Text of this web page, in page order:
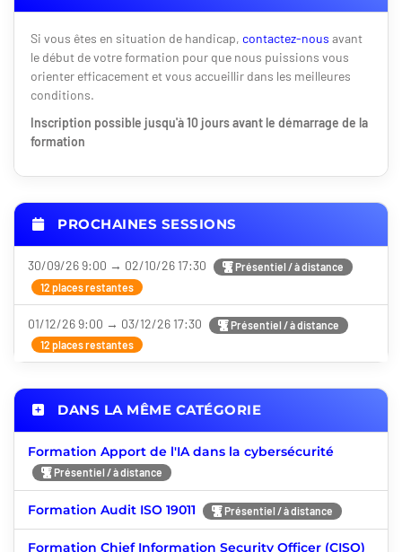
Si vous êtes en situation de handicap, contactez-nous avant
le début de votre formation pour que nous puissions vous
orienter efficacement et vous accueillir dans les meilleures
conditions.
Inscription possible jusqu'à 10 jours avant le démarrage de la
formation
PROCHAINES SESSIONS
30/09/26 9:00 → 02/10/26 17:30
Présentiel / à distance
12 places restantes
01/12/26 9:00 → 03/12/26 17:30
Présentiel / à distance
12 places restantes
DANS LA MÊME CATÉGORIE
Formation Apport de l'IA dans la cybersécurité
Présentiel / à distance
Formation Audit ISO 19011 Présentiel / à distance
Formation Chief Information Security Officer (CISO)